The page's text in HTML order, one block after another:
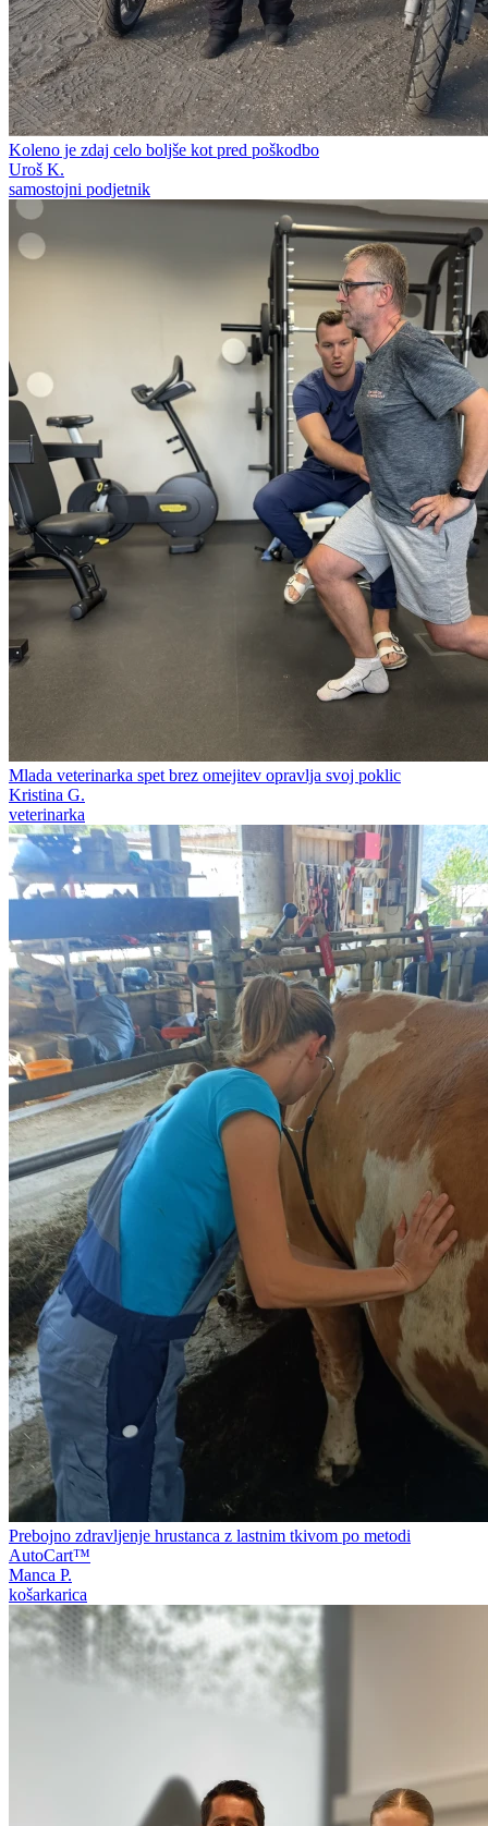
Koleno je zdaj celo boljše kot pred poškodbo
Uroš K.
samostojni podjetnik
Mlada veterinarka spet brez omejitev opravlja svoj poklic
Kristina G.
veterinarka
Prebojno zdravljenje hrustanca z lastnim tkivom po metodi
AutoCart™
Manca P.
košarkarica